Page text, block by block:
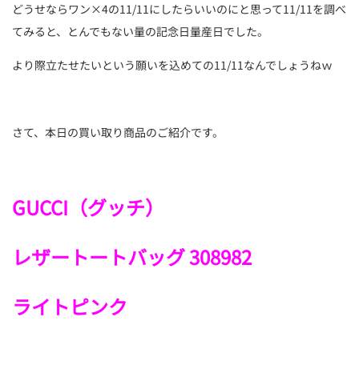
どうせならワン×4の11/11にしたらいいのにと思って11/11を調べ
てみると、とんでもない量の記念日量産日でした。
より際立たせたいという願いを込めての11/11なんでしょうねｗ
さて、本日の買い取り商品のご紹介です。
GUCCI（グッチ）
レザートートバッグ 308982
ライトピンク